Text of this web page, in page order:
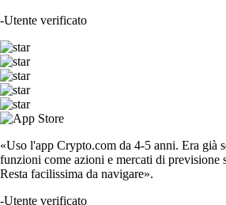
-Utente verificato
«Uso l'app Crypto.com da 4-5 anni. Era già
funzioni come azioni e mercati di previsione
Resta facilissima da navigare».
-Utente verificato